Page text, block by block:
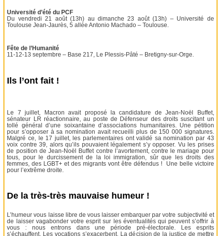
Université d’été du PCF
Du vendredi 21 août (13h) au dimanche 23 août (13h) – Université de
Toulouse Jean-Jaurès, 5 allée Antonio Machado – Toulouse.
Fête de l’Humanité
11-12-13 septembre – Base 217, Le Plessis-Pâté – Bretigny-sur-Orge.
Ils l’ont fait !
Le 7 juillet, Macron avait proposé la candidature de Jean-Noël Buffet,
sénateur LR réactionnaire, au poste de Défenseur des droits suscitant un
tollé général d’une soixantaine d’associations humanitaires. Une pétition
pour s’opposer à sa nomination avait recueilli plus de 150 000 signatures.
Malgré ce, le 17 juillet, les parlementaires ont validé sa nomination par 43
voix contre 39, alors qu’ils pouvaient légalement s’y opposer. Vu les prises
de position de Jean-Noël Buffet contre l’avortement, contre le mariage pour
tous, pour le durcissement de la loi immigration, sûr que les droits des
femmes, des LGBT+ et des migrants vont être défendus ! Une belle victoire
pour l’extrême droite.
De la très-très mauvaise humeur !
L’humeur vous laisse libre de vous laisser embarquer par votre subjectivité et
de laisser vagabonder votre esprit sur les éventualités qui peuvent s’offrir à
vous : nous entrons dans une période pré-électorale. Les esprits
s’échauffent. Les vocations s’exacerbent. La décision de la justice de mettre